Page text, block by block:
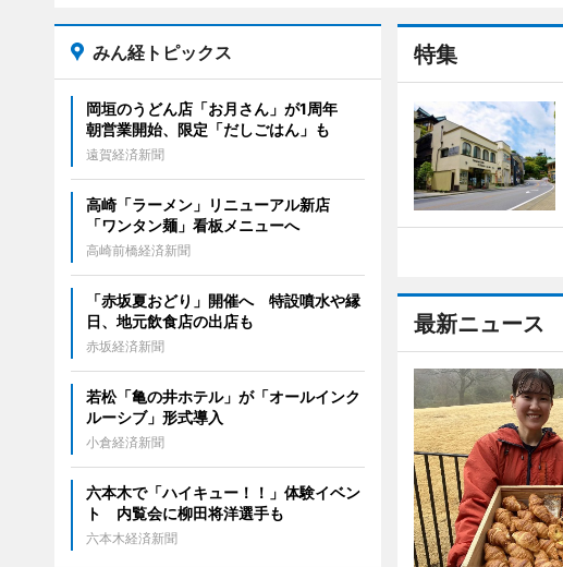
特集
最新ニュース
みん経トピックス
岡垣のうどん店「お月さん」が1周年
朝営業開始、限定「だしごはん」も
遠賀経済新聞
高崎「ラーメン」リニューアル新店
「ワンタン麺」看板メニューへ
高崎前橋経済新聞
「赤坂夏おどり」開催へ 特設噴水や縁
日、地元飲食店の出店も
赤坂経済新聞
若松「亀の井ホテル」が「オールインク
ルーシブ」形式導入
小倉経済新聞
六本木で「ハイキュー！！」体験イベン
ト 内覧会に柳田将洋選手も
六本木経済新聞